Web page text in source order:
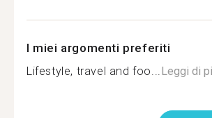
I miei argomenti preferiti
Lifestyle, travel and foo...Leggi di